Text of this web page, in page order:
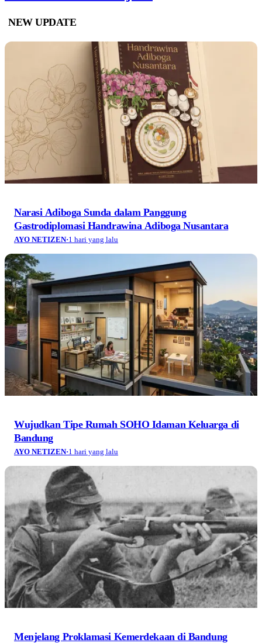
NEW UPDATE
Narasi Adiboga Sunda dalam Panggung
Gastrodiplomasi Handrawina Adiboga Nusantara
AYO NETIZEN·1 hari yang lalu
Wujudkan Tipe Rumah SOHO Idaman Keluarga di
Bandung
AYO NETIZEN·1 hari yang lalu
Menjelang Proklamasi Kemerdekaan di Bandung